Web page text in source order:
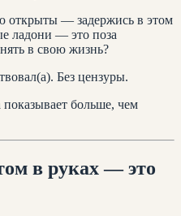
открыты — задержись в этом
ладони — это поза
в свою жизнь?
Без цензуры.
больше, чем
в руках — это